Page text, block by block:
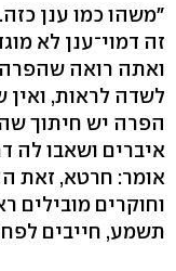
"משהו כמו ענן
זה דמוי־ענן לא
ואתה רואה שהפרה
לשדה לראות,
הפרה יש חיתוך
איברים ושאבו לה
וחוקרים מובילים
תשמע, חייבים